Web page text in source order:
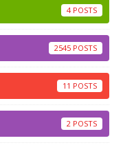
4
2545
11
2